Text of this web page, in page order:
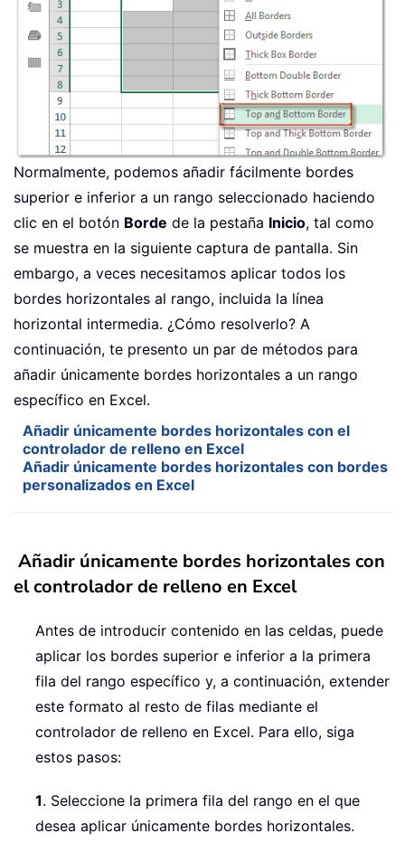
Normalmente, podemos añadir fácilmente bordes
superior e inferior a un rango seleccionado haciendo
clic en el botón Borde de la pestaña Inicio, tal como
se muestra en la siguiente captura de pantalla. Sin
embargo, a veces necesitamos aplicar todos los
bordes horizontales al rango, incluida la línea
horizontal intermedia. ¿Cómo resolverlo? A
continuación, te presento un par de métodos para
añadir únicamente bordes horizontales a un rango
específico en Excel.
Añadir únicamente bordes horizontales con el
controlador de relleno en Excel
Añadir únicamente bordes horizontales con bordes
personalizados en Excel
Añadir únicamente bordes horizontales con
el controlador de relleno en Excel
Antes de introducir contenido en las celdas, puede
aplicar los bordes superior e inferior a la primera
fila del rango específico y, a continuación, extender
este formato al resto de filas mediante el
controlador de relleno en Excel. Para ello, siga
estos pasos:
1. Seleccione la primera fila del rango en el que
desea aplicar únicamente bordes horizontales.